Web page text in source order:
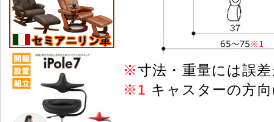
※寸法・重量には誤
※1 キャスターの方